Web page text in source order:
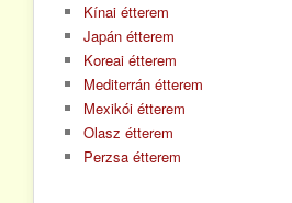
Kínai étterem
Japán étterem
Koreai étterem
Mediterrán étterem
Mexikói étterem
Olasz étterem
Perzsa étterem